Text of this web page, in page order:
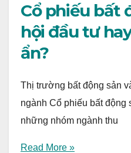
Cổ phiếu bất
hội đầu tư
ẩn?
Thị trường bất động sản
ngành Cổ phiếu bất động
những nhóm ngành thu
Read More »